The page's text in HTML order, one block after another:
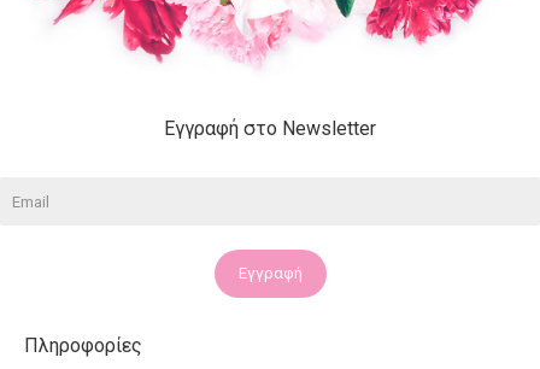
Εγγραφή στο Newsletter
Εγγραφή
Πληροφορίες